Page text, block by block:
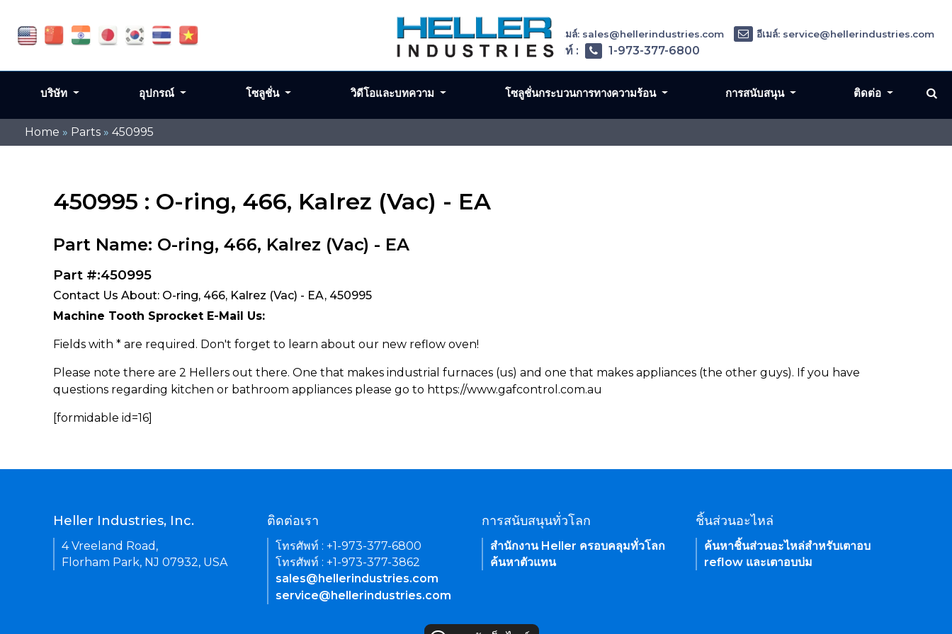
Home » Parts » 450995
450995 : O-ring, 466, Kalrez (Vac) - EA
Part Name: O-ring, 466, Kalrez (Vac) - EA
Part #:450995
Contact Us About: O-ring, 466, Kalrez (Vac) - EA, 450995
Machine Tooth Sprocket E-Mail Us:
Fields with * are required. Don't forget to learn about our new reflow oven!
Please note there are 2 Hellers out there. One that makes industrial furnaces (us) and one that makes appliances (the other guys). If you have
questions regarding kitchen or bathroom appliances please go to https://www.gafcontrol.com.au
[formidable id=16]
อีเมล์: sales@hellerindustries.com อีเมล์: service@hellerindustries.com
โทรศัพท์ : 1-973-377-6800
บริษัท อุปกรณ์ โซลูชั่น วิดีโอและบทความ โซลูชั่นกระบวนการทางความร้อน การสนับสนุน ติดต่อ
Heller Industries, Inc.
4 Vreeland Road,
Florham Park, NJ 07932, USA
ติดต่อเรา
โทรศัพท์ : +1-973-377-6800
โทรศัพท์ : +1-973-377-3862
sales@hellerindustries.com
service@hellerindustries.com
การสนับสนุนทั่วโลก
สำนักงาน Heller ครอบคลุมทั่วโลก
ค้นหาตัวแทน
ชิ้นส่วนอะไหล่
ค้นหาชิ้นส่วนอะไหล่สำหรับเตาอบ
reflow และเตาอบบ่ม